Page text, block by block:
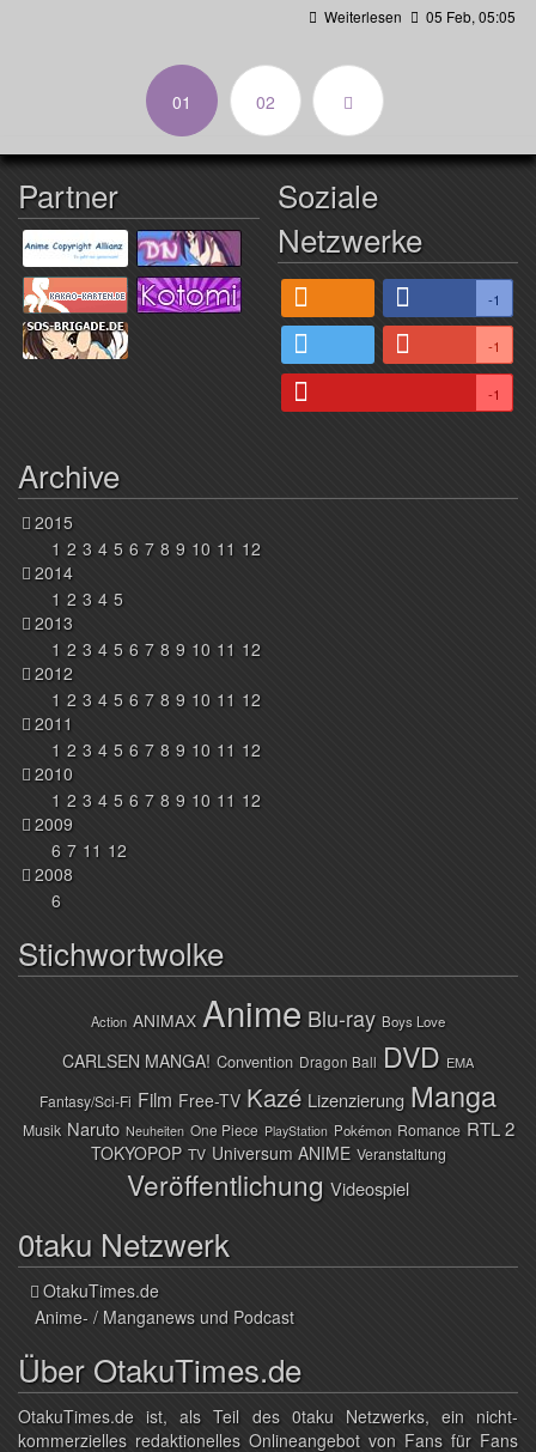
Weiterlesen 05 Feb, 05:05
01 (aktuell) 02
Partner
Soziale
Netzwerke
-1
-1
-1
Archive
2015
1 2 3 4 5 6 7 8 9 10 11 12
2014
1 2 3 4 5
2013
1 2 3 4 5 6 7 8 9 10 11 12
2012
1 2 3 4 5 6 7 8 9 10 11 12
2011
1 2 3 4 5 6 7 8 9 10 11 12
2010
1 2 3 4 5 6 7 8 9 10 11 12
2009
6 7 11 12
2008
6
Stichwortwolke
Action ANIMAX Anime Blu-ray Boys Love
CARLSEN MANGA! Convention Dragon Ball DVD EMA
Fantasy/Sci-Fi Film Free-TV Kazé Lizenzierung Manga
Musik Naruto Neuheiten One Piece PlayStation Pokémon Romance RTL 2
TOKYOPOP TV Universum ANIME Veranstaltung
Veröffentlichung Videospiel
0taku Netzwerk
OtakuTimes.de
Anime- / Manganews und Podcast
Über OtakuTimes.de
OtakuTimes.de ist, als Teil des 0taku Netzwerks, ein nicht-
kommerzielles redaktionelles Onlineangebot von Fans für Fans